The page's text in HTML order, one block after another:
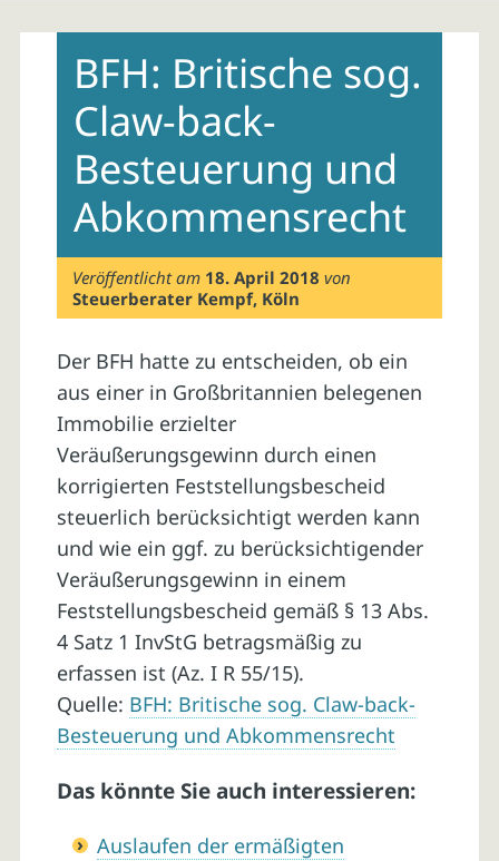
contentBFH: Britische sog.
Claw-back-
Besteuerung und
Abkommensrecht
Veröffentlicht am 18. April 2018 von
Steuerberater Kempf, Köln
Der BFH hatte zu entscheiden, ob ein
aus einer in Großbritannien belegenen
Immobilie erzielter
Veräußerungsgewinn durch einen
korrigierten Feststellungsbescheid
steuerlich berücksichtigt werden kann
und wie ein ggf. zu berücksichtigender
Veräußerungsgewinn in einem
Feststellungsbescheid gemäß § 13 Abs.
4 Satz 1 InvStG betragsmäßig zu
erfassen ist (Az. I R 55/15).
Quelle: BFH: Britische sog. Claw-back-
Besteuerung und Abkommensrecht
Das könnte Sie auch interessieren:
Auslaufen der ermäßigten